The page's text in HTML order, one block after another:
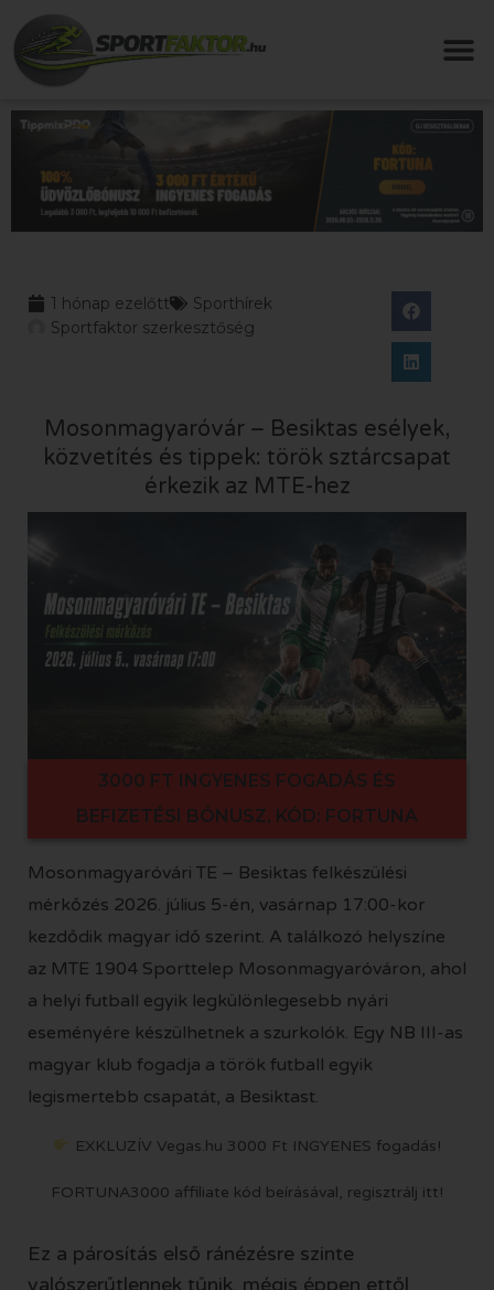
1 hónap ezelőtt
Sporthírek
Sportfaktor szerkesztőség
3000 FT INGYENES FOGADÁS ÉS
BEFIZETÉSI BÓNUSZ, KÓD: FORTUNA
Mosonmagyaróvár – Besiktas esélyek,
közvetítés és tippek: török sztárcsapat
érkezik az MTE-hez
Mosonmagyaróvári TE – Besiktas felkészülési
mérkőzés 2026. július 5-én, vasárnap 17:00-kor
kezdődik magyar idő szerint. A találkozó helyszíne
az MTE 1904 Sporttelep Mosonmagyaróváron, ahol
a helyi futball egyik legkülönlegesebb nyári
eseményére készülhetnek a szurkolók. Egy NB III-as
magyar klub fogadja a török futball egyik
legismertebb csapatát, a Besiktast.
EXKLUZÍV Vegas.hu 3000 Ft INGYENES fogadás!
FORTUNA3000 affiliate kód beírásával, regisztrálj itt!
Ez a párosítás első ránézésre szinte
valószerűtlennek tűnik, mégis éppen ettől